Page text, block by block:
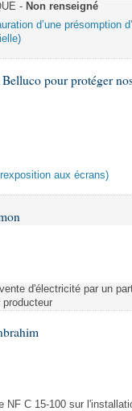
- Non renseigné
d’une présomption
pour protéger
aux écrans)
d'électricité par un
NF C 15-100 sur